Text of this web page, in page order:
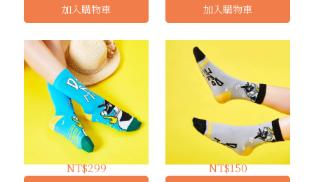
加入購物車 加入購物車
歡樂頌 ｜ 長襪
NT$299
月光奏鳴曲 ｜ 短襪
NT$150